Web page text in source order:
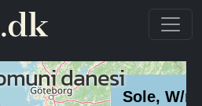
danesi
Sole, W/